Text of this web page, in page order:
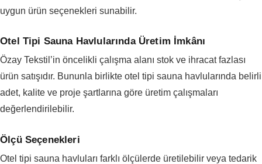
uygun ürün seçenekleri sunabilir.
Otel Tipi Sauna Havlularında Üretim İmkânı
Özay Tekstil’in öncelikli çalışma alanı stok ve ihracat fazlası
ürün satışıdır. Bununla birlikte otel tipi sauna havlularında belirli
adet, kalite ve proje şartlarına göre üretim çalışmaları
değerlendirilebilir.
Ölçü Seçenekleri
Otel tipi sauna havluları farklı ölçülerde üretilebilir veya tedarik